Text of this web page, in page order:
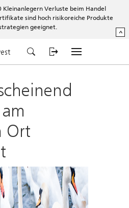
Kleinanlegern Verluste beim Handel
sind hoch risikoreiche Produkte
geeignet.
^
Ort